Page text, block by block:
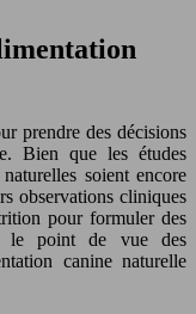
prendre des décisions
Bien que les études
soient encore
observations cliniques
pour formuler des
le point de vue des
canine naturelle